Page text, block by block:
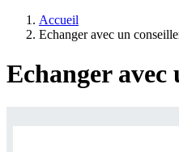
Accueil
Echanger avec un
Echanger avec